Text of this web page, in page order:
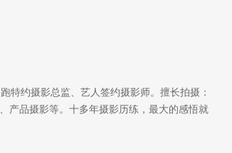
特约摄影总监、艺人签约摄影师。擅长拍摄：
产品摄影等。十多年摄影历练，最大的感悟就